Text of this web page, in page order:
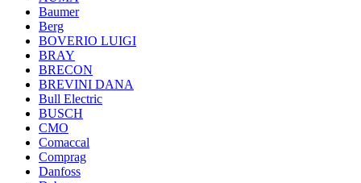
Baumer
Berg
BOVERIO LUIGI
BRAY
BRECON
BREVINI DANA
Bull Electric
BUSCH
CMO
Comaccal
Comprag
Danfoss